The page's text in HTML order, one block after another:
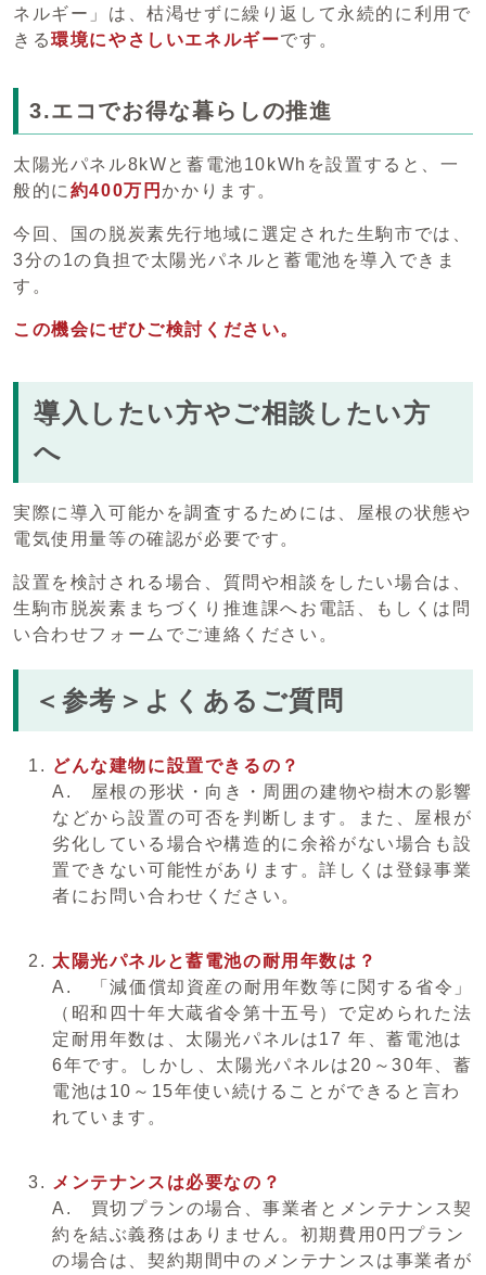
ネルギー」は、枯渇せずに繰り返して永続的に利用で
きる環境にやさしいエネルギーです。
3.エコでお得な暮らしの推進
太陽光パネル8kWと蓄電池10kWhを設置すると、一
般的に 約400万円かかります。
今回、国の脱炭素先行地域に選定された生駒市では、
3分の1の負担で太陽光パネルと蓄電池を導入できま
す。
この機会にぜひご検討ください。
導入したい方やご相談したい方
へ
実際に導入可能かを調査するためには、屋根の状態や
電気使用量等の確認が必要です。
設置を検討される場合、質問や相談をしたい場合は、
生駒市脱炭素まちづくり推進課へお電話、もしくは問
い合わせフォームでご連絡ください。
＜参考＞よくあるご質問
どんな建物に設置できるの？
A. 屋根の形状・向き・周囲の建物や樹木の影響
などから設置の可否を判断します。また、屋根が
劣化している場合や構造的に余裕がない場合も設
置できない可能性があります。詳しくは登録事業
者にお問い合わせください。
太陽光パネルと蓄電池の耐用年数は？
A. 「減価償却資産の耐用年数等に関する省令」
（昭和四十年大蔵省令第十五号）で定められた法
定耐用年数は、太陽光パネルは17 年、蓄電池は
6年です。しかし、太陽光パネルは20～30年、蓄
電池は10～15年使い続けることができると言わ
れています。
メンテナンスは必要なの？
A. 買切プランの場合、事業者とメンテナンス契
約を結ぶ義務はありません。初期費用0円プラン
の場合は、契約期間中のメンテナンスは事業者が